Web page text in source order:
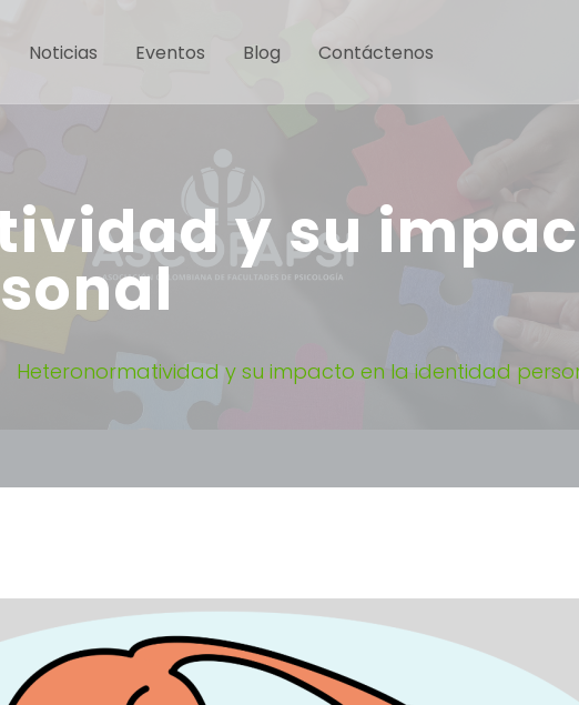
Noticias Eventos Blog Contáctenos
y su
Heteronormatividad y su impacto en la identidad